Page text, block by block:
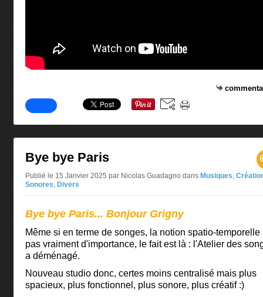
Bye bye Paris
Publié le 15 Janvier 2025 par Nicolas Guadagno dans Musiques,
Sonores, Divers
Bye bye Paris... Bonjour Grigny
Même si en terme de songes, la notion spatio-temporelle
pas vraiment d'importance, le fait est là : l'Atelier des
a déménagé.
Nouveau studio donc, certes moins centralisé mais plus
spacieux, plus fonctionnel, plus sonore, plus créatif :)